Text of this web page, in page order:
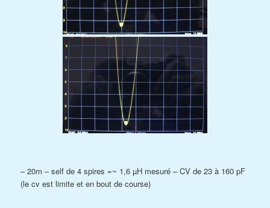
– 20m – self de 4 spires =~ 1,6 µH mesuré – CV de 23 à 160 pF
(le cv est limite et en bout de course)